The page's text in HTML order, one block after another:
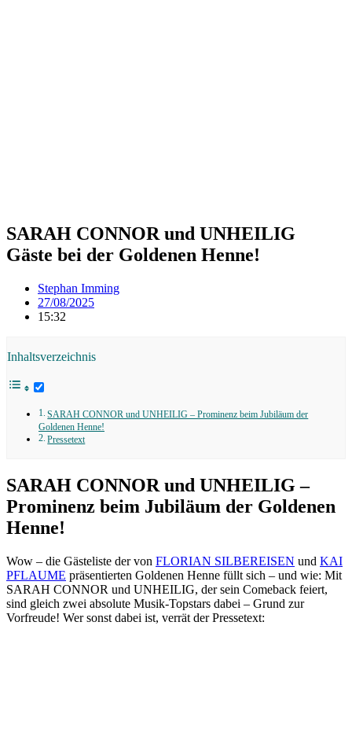
SARAH CONNOR und UNHEILIG
Gäste bei der Goldenen Henne!
Stephan Imming
27/08/2025
15:32
Inhaltsverzeichnis
SARAH CONNOR und UNHEILIG – Prominenz beim Jubiläum der
Goldenen Henne!
Pressetext
SARAH CONNOR und UNHEILIG –
Prominenz beim Jubiläum der Goldenen
Henne!
Wow – die Gästeliste der von FLORIAN SILBEREISEN und KAI
PFLAUME präsentierten Goldenen Henne füllt sich – und wie: Mit
SARAH CONNOR und UNHEILIG, der sein Comeback feiert,
sind gleich zwei absolute Musik-Topstars dabei – Grund zur
Vorfreude! Wer sonst dabei ist, verrät der Pressetext: